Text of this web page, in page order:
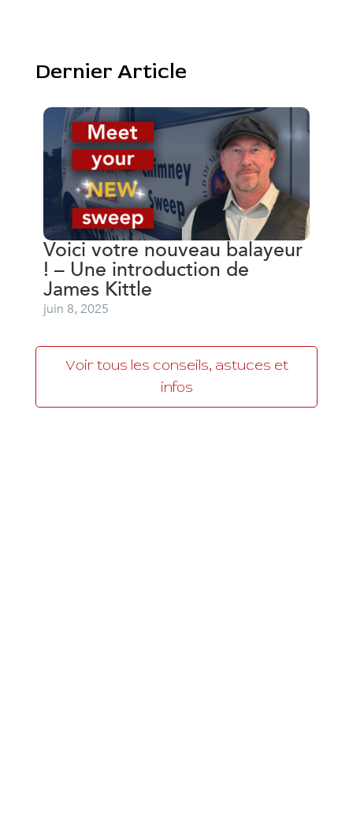
Dernier Article
Voici votre nouveau balayeur
! – Une introduction de
James Kittle
juin 8, 2025
Voir tous les conseils, astuces et
infos